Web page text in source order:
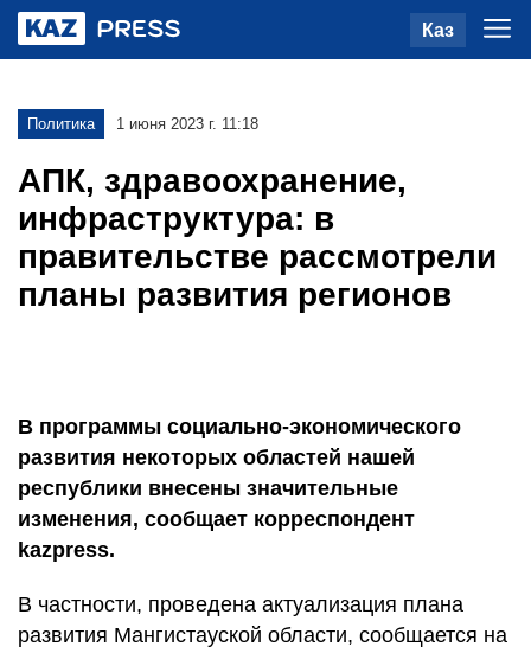
Каз
Политика 1 июня 2023 г. 11:18
АПК, здравоохранение,
инфраструктура: в
правительстве рассмотрели
планы развития регионов
В программы социально-экономического
развития некоторых областей нашей
республики внесены значительные
изменения, сообщает корреспондент
kazpress.
В частности, проведена актуализация плана
развития Мангистауской области, сообщается на